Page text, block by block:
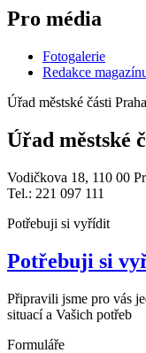
Pro média
Fotogalerie
Redakce
Úřad městské části
Úřad městské
Vodičkova 18, 110 00
Tel.: 221 097 111
Potřebuji si vyřídit
Potřebuji si
Připravili jsme pro vás
situací a Vašich potřeb
Formuláře